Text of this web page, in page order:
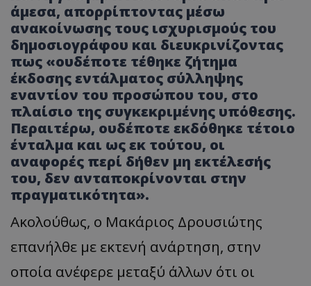
άμεσα, απορρίπτοντας μέσω
ανακοίνωσης τους ισχυρισμούς του
δημοσιογράφου και διευκρινίζοντας
πως «ουδέποτε τέθηκε ζήτημα
έκδοσης εντάλματος σύλληψης
εναντίον του προσώπου του, στο
πλαίσιο της συγκεκριμένης υπόθεσης.
Περαιτέρω, ουδέποτε εκδόθηκε τέτοιο
ένταλμα και ως εκ τούτου, οι
αναφορές περί δήθεν μη εκτέλεσής
του, δεν ανταποκρίνονται στην
πραγματικότητα».
Ακολούθως, ο Μακάριος Δρουσιώτης
επανήλθε με εκτενή ανάρτηση, στην
οποία ανέφερε μεταξύ άλλων ότι οι